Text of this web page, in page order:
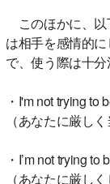
このほかに、以
は相手を感情的
で、使う際は十分
・I'm not trying to
（あなたに厳し
・I’m not trying to
（あなたに厳し